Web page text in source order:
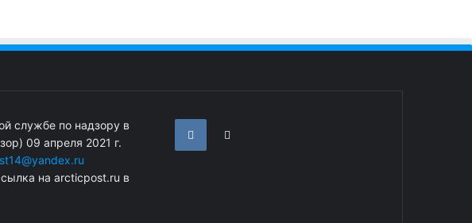
службе по надзору в
09 апреля 2021 г.
на arcticpost.ru в